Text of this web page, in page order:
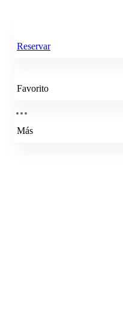
Reservar
Favorito
Más